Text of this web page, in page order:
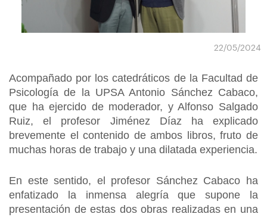
22/05/2024
Acompañado por los catedráticos de la Facultad de
Psicología de la UPSA Antonio Sánchez Cabaco,
que ha ejercido de moderador, y Alfonso Salgado
Ruiz, el profesor Jiménez Díaz ha explicado
brevemente el contenido de ambos libros, fruto de
muchas horas de trabajo y una dilatada experiencia.
En este sentido, el profesor Sánchez Cabaco ha
enfatizado la inmensa alegría que supone la
presentación de estas dos obras realizadas en una